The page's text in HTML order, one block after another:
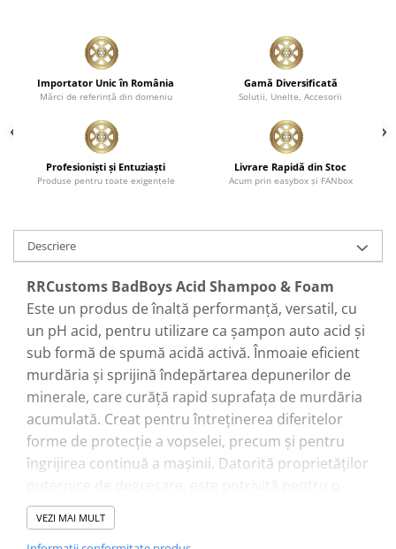
Importator Unic în România
Mărci de referinţă din domeniu
Gamă Diversificată
Soluţii, Unelte, Accesorii
Profesionişti şi Entuziaşti
Produse pentru toate exigenţele
Livrare Rapidă din Stoc
Acum prin easybox şi FANbox
Descriere
RRCustoms BadBoys Acid Shampoo & Foam
Este un produs de înaltă performanță, versatil, cu
un pH acid, pentru utilizare ca șampon auto acid și
sub formă de spumă acidă activă. Înmoaie eficient
murdăria și sprijină îndepărtarea depunerilor de
minerale, care curăță rapid suprafața de murdăria
acumulată. Creat pentru întreținerea diferitelor
forme de protecție a vopselei, precum și pentru
îngrijirea continuă a mașinii. Datorită proprietăților
pregătire acasă a suprafeței pentru aplicare ceară
auto. Sigur pentru vopsea și acoperiri de protecție.
VEZI MAI MULT